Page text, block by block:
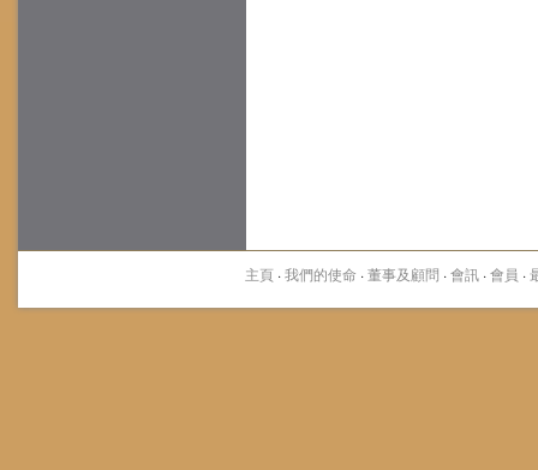
主頁·我們的使命 ·董事及顧問 ·會訊·會員 ·